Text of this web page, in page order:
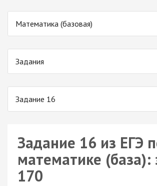
Математика (базовая)
Задания
Задание 16
Задание 16 из ЕГЭ
математике (база):
170